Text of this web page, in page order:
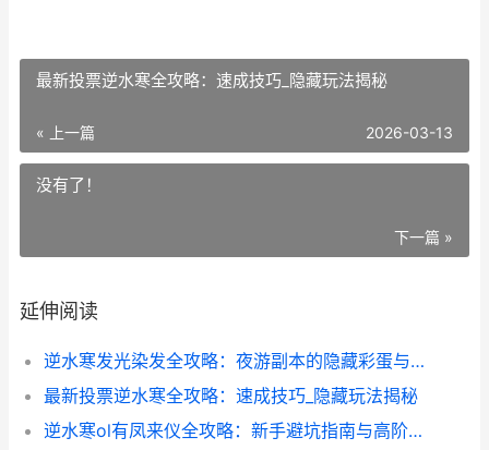
最新投票逆水寒全攻略：速成技巧_隐藏玩法揭秘
« 上一篇 2026-03-13
没有了！
下一篇 »
延伸阅读
逆水寒发光染发全攻略：夜游副本的隐藏彩蛋与染色技巧
最新投票逆水寒全攻略：速成技巧_隐藏玩法揭秘
逆水寒ol有凤来仪全攻略：新手避坑指南与高阶技巧分享